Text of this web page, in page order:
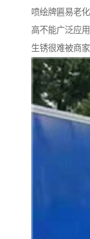
喷绘牌匾易老
高不能广泛应
生锈很难被商家